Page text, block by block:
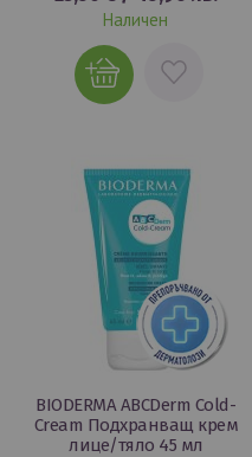
Наличен
ДОБАВИ
BIODERMA ABCDerm Cold-
Cream Подхранващ крем
лице/тяло 45 мл